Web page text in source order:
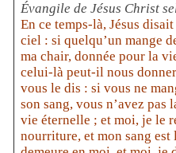
Évangile de Jésus Christ
En ce temps-là, Jésus
ciel : si quelqu’un mange
ma chair, donnée pour la
celui-là peut-il nous
vous le dis : si vous ne
son sang, vous n’avez
vie éternelle ; et moi, je le
nourriture, et mon sang